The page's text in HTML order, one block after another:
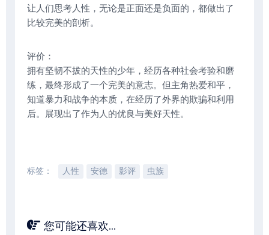
让人们思考人性，无论是正面还是负面的，都做出了
比较完美的剖析。
评价：
拥有坚韧不拔的天性的少年，经历各种社会考验和磨
练，最终形成了一个完美的意志。但主角热爱和平，
知道暴力和战争的本质，在经历了外界的欺骗和利用
后。展现出了作为人的优良与美好天性。
标签： 人性 安德 影评 虫族
您可能还喜欢...